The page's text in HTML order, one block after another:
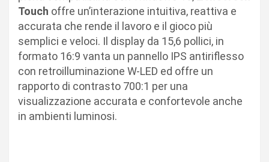
Touch offre un’interazione intuitiva, reattiva e
accurata che rende il lavoro e il gioco più
semplici e veloci. Il display da 15,6 pollici, in
formato 16:9 vanta un pannello IPS antiriflesso
con retroilluminazione W-LED ed offre un
rapporto di contrasto 700:1 per una
visualizzazione accurata e confortevole anche
in ambienti luminosi.